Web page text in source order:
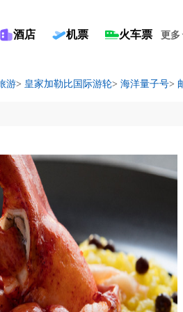
酒店 机票 火车票 更多
游> 皇家加勒比国际游轮> 海洋量子号>